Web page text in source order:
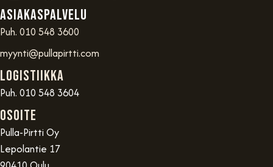
Asiakaspalvelu
Puh. 010 548 3600
myynti@pullapirtti.com
Logistiikka
Puh. 010 548 3604
OSOITE
Pulla-Pirtti Oy
Lepolantie 17